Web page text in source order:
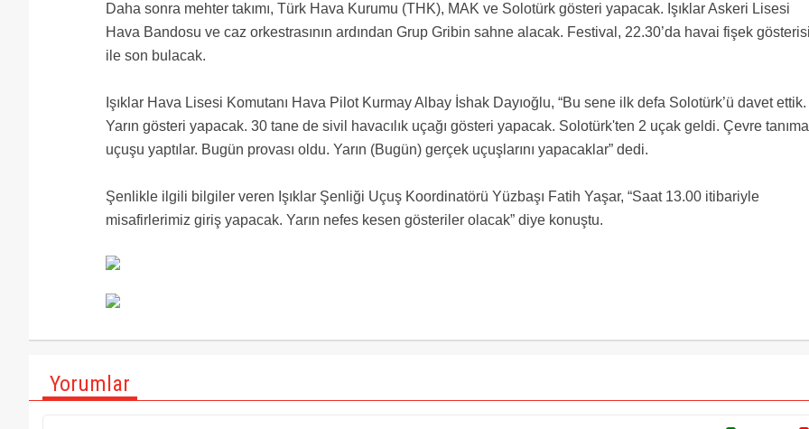
Daha sonra mehter takımı, Türk Hava Kurumu (THK), MAK ve Solotürk gösteri yapacak. Işıklar Askeri Lisesi
Hava Bandosu ve caz orkestrasının ardından Grup Gribin sahne alacak. Festival, 22.30’da havai fişek gösterisi
ile son bulacak.
Işıklar Hava Lisesi Komutanı Hava Pilot Kurmay Albay İshak Dayıoğlu, “Bu sene ilk defa Solotürk’ü davet ettik.
Yarın gösteri yapacak. 30 tane de sivil havacılık uçağı gösteri yapacak. Solotürk'ten 2 uçak geldi. Çevre tanıma
uçuşu yaptılar. Bugün provası oldu. Yarın (Bugün) gerçek uçuşlarını yapacaklar” dedi.
Şenlikle ilgili bilgiler veren Işıklar Şenliği Uçuş Koordinatörü Yüzbaşı Fatih Yaşar, “Saat 13.00 itibariyle
misafirlerimiz giriş yapacak. Yarın nefes kesen gösteriler olacak” diye konuştu.
Yorumlar